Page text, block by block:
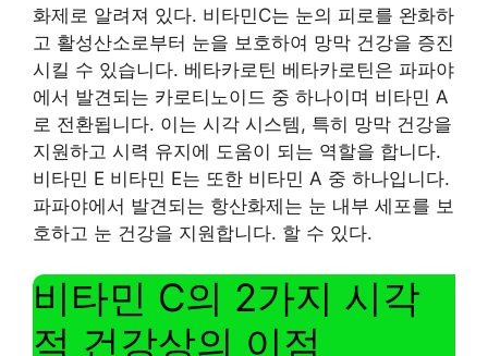
화제로 알려져 있다. 비타민C는 눈의 피로를 완화하
고 활성산소로부터 눈을 보호하여 망막 건강을 증진
시킬 수 있습니다. 베타카로틴 베타카로틴은 파파야
에서 발견되는 카로티노이드 중 하나이며 비타민 A
로 전환됩니다. 이는 시각 시스템, 특히 망막 건강을
지원하고 시력 유지에 도움이 되는 역할을 합니다.
비타민 E 비타민 E는 또한 비타민 A 중 하나입니다.
파파야에서 발견되는 항산화제는 눈 내부 세포를 보
호하고 눈 건강을 지원합니다. 할 수 있다.
비타민 C의 2가지 시각
적 건강상의 이점